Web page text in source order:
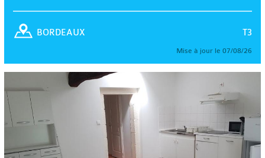
T3
BORDEAUX
Mise à jour le 07/08/26